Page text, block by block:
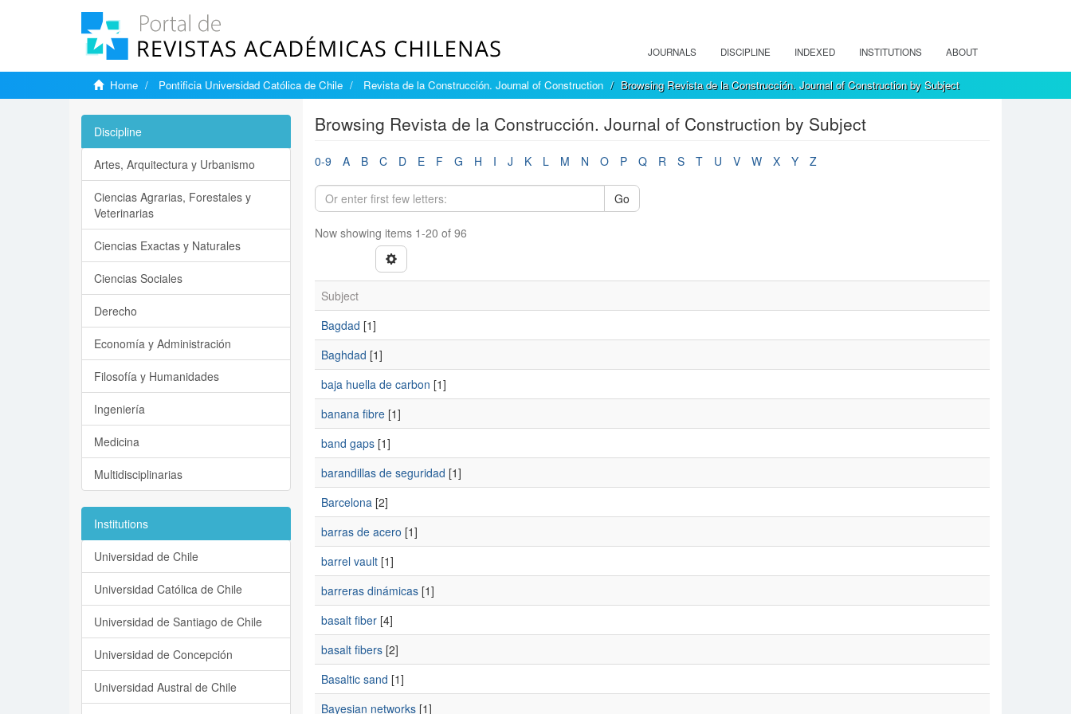
JOURNALS DISCIPLINE INDEXED INSTITUTIONS ABOUT
Home Pontificia Universidad Católica de Chile Revista de la Construcción. Journal of Construction Browsing Revista de la Construcción. Journal of Construction by Subject
Browsing Revista de la Construcción. Journal of Construction by Subject
0-9 A B C D E F G H I J K L M N O P Q R S T U V W X Y Z
Go
Now showing items 1-20 of 96
Subject
Bagdad [1]
Baghdad [1]
baja huella de carbon [1]
banana fibre[1]
band gaps[1]
barandillas de seguridad [1]
Barcelona[2]
barras de acero [1]
barrel vault[1]
barreras dinámicas[1]
basalt fiber[4]
basalt fibers[2]
Basaltic sand [1]
Bayesian networks[1]
Discipline
Artes, Arquitectura y Urbanismo
Ciencias Agrarias, Forestales y
Veterinarias
Ciencias Exactas y Naturales
Ciencias Sociales
Derecho
Economía y Administración
Filosofía y Humanidades
Ingeniería
Medicina
Multidisciplinarias
Institutions
Universidad de Chile
Universidad Católica de Chile
Universidad de Santiago de Chile
Universidad de Concepción
Universidad Austral de Chile